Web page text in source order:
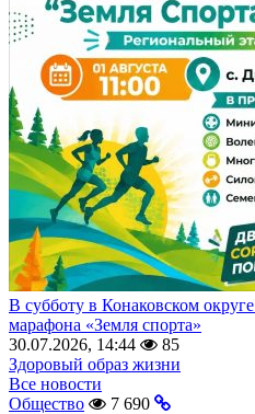
В субботу в Конаковском
марафона «Земля спорта»
30.07.2026, 14:44
85
Здоровый образ жизни
Все новости
Общество
7 690